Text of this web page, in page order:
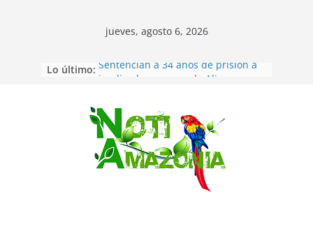
Saltar
jueves, agosto 6, 2026
Lo último: Sentencian a 34 años de prisión a
Vozinha, el arquero sensación de
cabo Verde, ya llegó para
incorporarse a Colo Colo de Chile
Pastaza: la parroquia Diez de
Agosto eligió a su nueva reina por
La “deuda de sueño”: una alerta